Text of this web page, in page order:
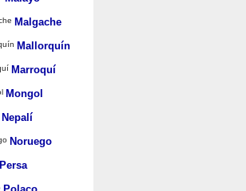
Malgache
Mallorquín
Marroquí
Mongol
Nepalí
Noruego
Persa